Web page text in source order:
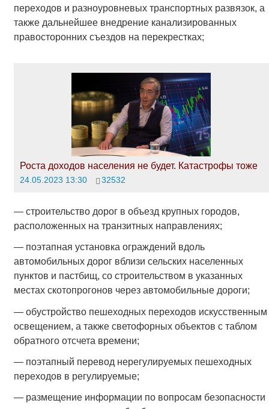
переходов и разноуровневых транспортных развязок, а
также дальнейшее внедрение канализированных
правосторонних съездов на перекрестках;
Роста доходов населения не будет. Катастрофы тоже
24.05.2023 13:30 32532
— строительство дорог в объезд крупных городов,
расположенных на транзитных направлениях;
— поэтапная установка ограждений вдоль
автомобильных дорог вблизи сельских населенных
пунктов и пастбищ, со строительством в указанных
местах скотопрогонов через автомобильные дороги;
— обустройство пешеходных переходов искусственным
освещением, а также светофорных объектов с таблом
обратного отсчета времени;
— поэтапный перевод нерегулируемых пешеходных
переходов в регулируемые;
— размещение информации по вопросам безопасности